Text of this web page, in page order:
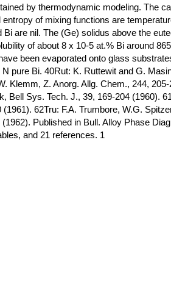
by thermodynamic modeling. The
of mixing functions are
Bi are nil. The (Ge) solidus above the
of about 8 x 10-5 at.% Bi around
been evaporated onto glass
pure Bi. 40Rut: K. Ruttewit and G.
Klemm, Z. Anorg. Allg. Chem., 244,
Bell Sys. Tech. J., 39, 169-204 (1960).
62Tru: F.A. Trumbore, W.G.
Published in Bull. Alloy Phase
and 21 references. 1